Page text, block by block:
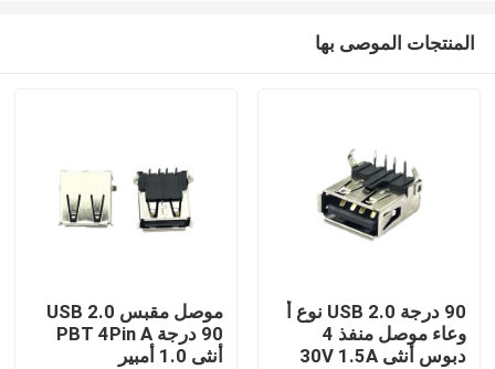
المنتجات الموصى بها
90 درجة 2.0 USB نوع أ
وعاء موصل منفذ 4
دبوس أنثى 30V 1.5A
موصل مقبس USB 2.0
90 درجة PBT 4Pin A
أنثى 1.0 أمبير